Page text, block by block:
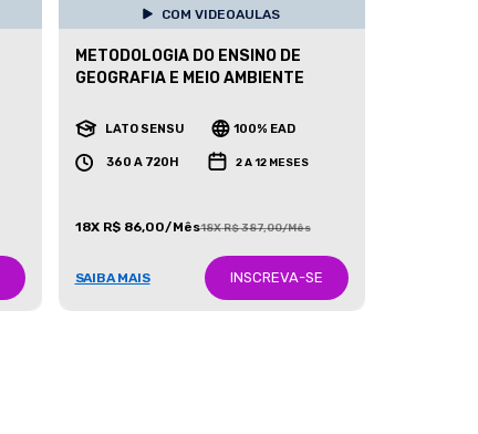
COM VIDEOAULAS
METODOLOGIA DO ENSINO DE
GEOGRAFIA E MEIO AMBIENTE
LATO SENSU 100% EAD
360 A 720H 2 A 12 MESES
18X R$ 86,00/Mês18X R$ 387,00/Mês
SAIBA MAIS INSCREVA-SE